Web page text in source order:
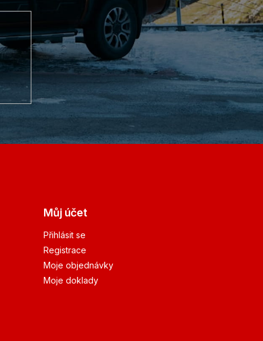
Můj účet
Přihlásit se
Registrace
Moje objednávky
Moje doklady